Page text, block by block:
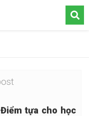
tựa cho học